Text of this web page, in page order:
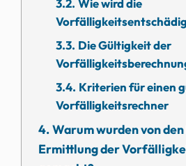
Wie wird die
Die Gültigkeit der
Kriterien für einen
Vorfälligkeitsrechner
Warum wurden von
Ermittlung der